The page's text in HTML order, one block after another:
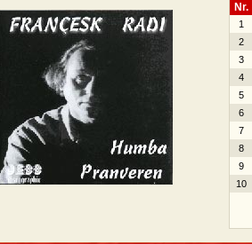
Nr.
1
2
3
4
5
6
7
8
9
10